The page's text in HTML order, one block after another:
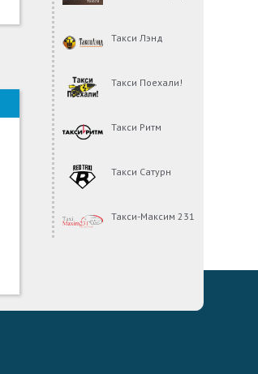
Такси Лэнд
Такси Поехали!
Такси Ритм
Такси Сатурн
Такси-Максим 231